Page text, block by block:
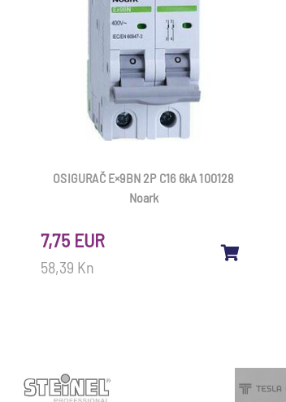
OSIGURAČ E×9BN 2P C16 6kA 100128
Noark
58,39 Kn
7,75 EUR